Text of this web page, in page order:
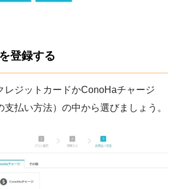
登録する
レジットカードかConoHaチャージ
支払い方法）の中から選びましょう。